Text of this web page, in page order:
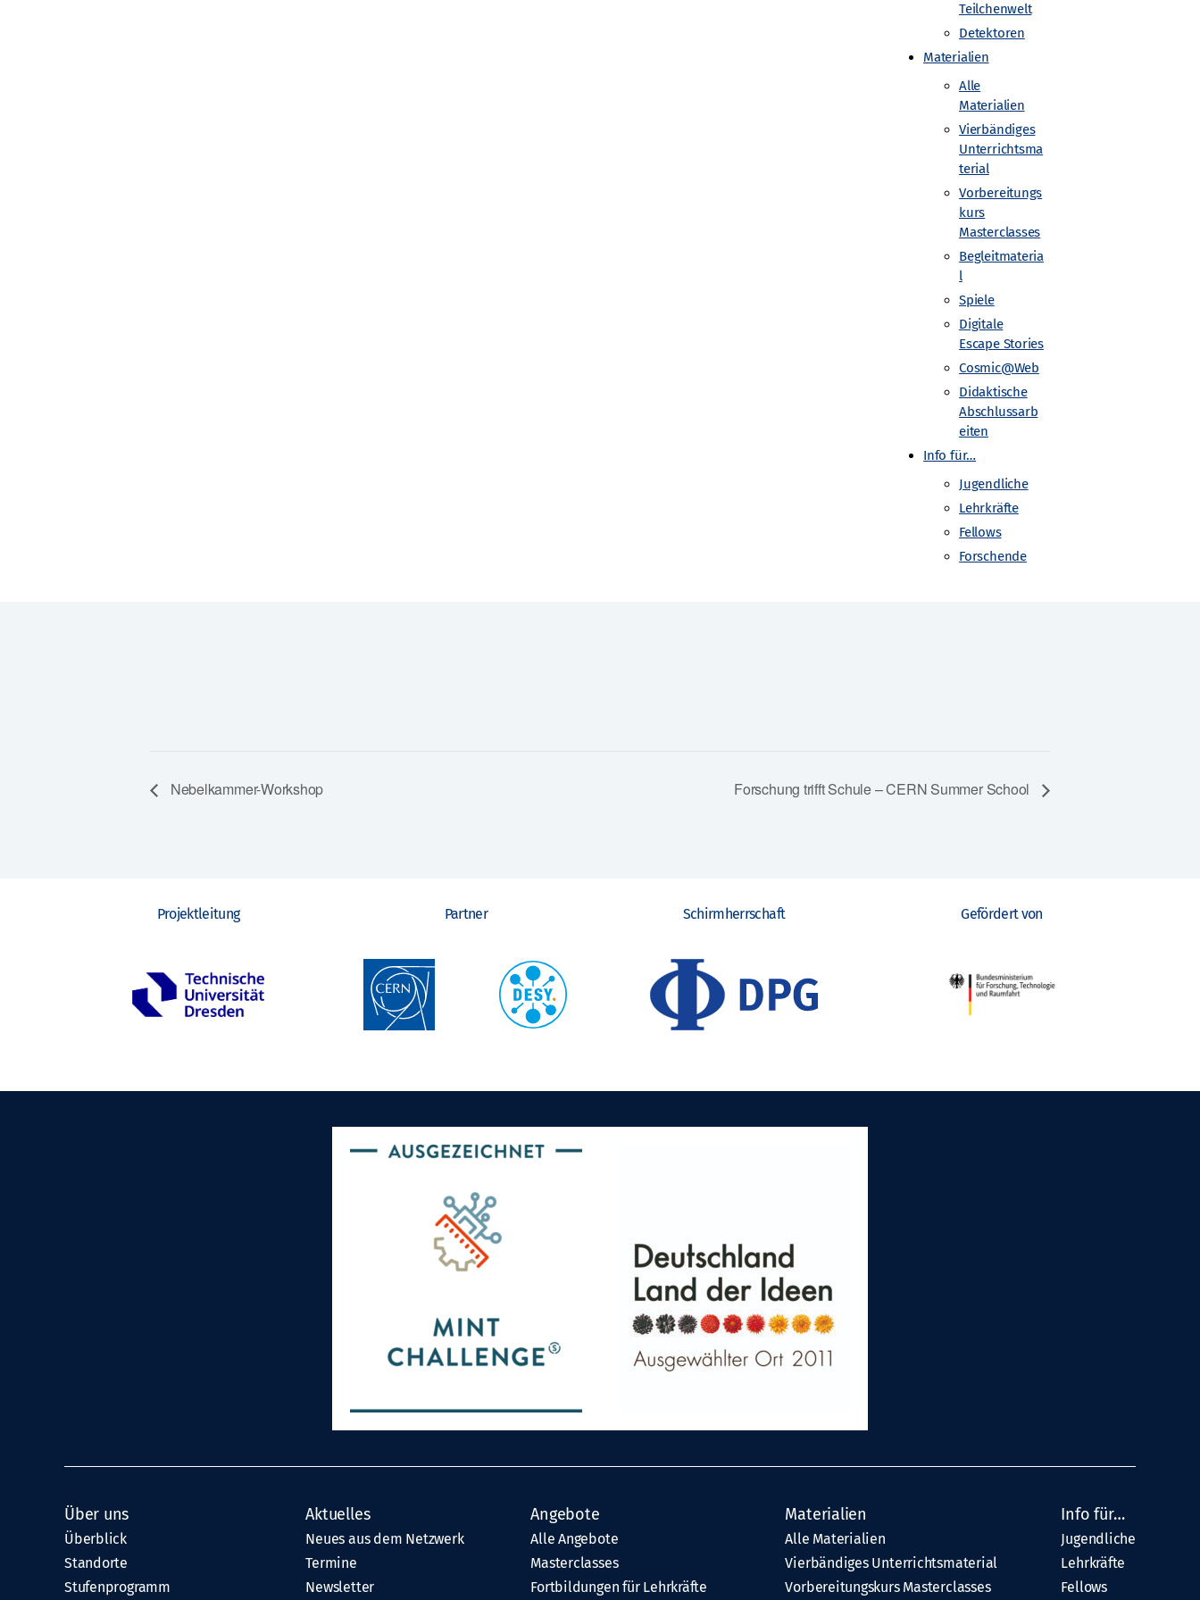
Teilchenwelt
Detektoren
Materialien
Alle
Materialien
Vierbändiges
Unterrichtsma
terial
Vorbereitungs
kurs
Masterclasses
Begleitmateria
l
Spiele
Digitale
Escape Stories
Cosmic@Web
Didaktische
Abschlussarb
eiten
Info für…
Jugendliche
Lehrkräfte
Fellows
Forschende
Netzwerk Teilchenwelt mit Deutsches Elektronen-Synchrotron DESY, Hamburg
Nebelkammer-Workshop Forschung trifft Schule – CERN Summer School
Projektleitung Partner Schirmherrschaft Gefördert von
Über uns
Überblick
Standorte
Stufenprogramm
Aktuelles
Neues aus dem Netzwerk
Termine
Newsletter
Angebote
Alle Angebote
Masterclasses
Fortbildungen für Lehrkräfte
Materialien
Alle Materialien
Vierbändiges Unterrichtsmaterial
Vorbereitungskurs Masterclasses
Info für…
Jugendliche
Lehrkräfte
Fellows